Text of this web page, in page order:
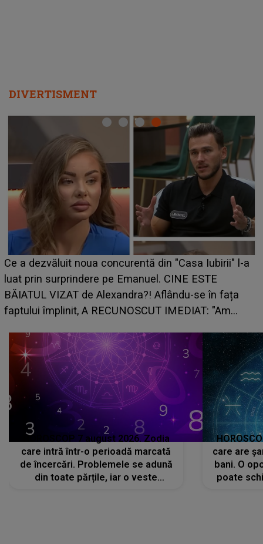
DIVERTISMENT
Iubirii" l-a
în fața
"Am
HOROSCOP de weekend, 8-9 august
care riscă să rămână fără bani. O decizie
grabă îi aduce pierderi semnificative și îi
planurile peste cap
HOROSCOP 7 august 2026. Zodia
care intră într-o perioadă marcată
de încercări. Problemele se adună
din toate părțile, iar o veste
care are
bani. O
poate